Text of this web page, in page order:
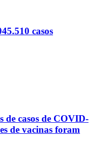
casos
de casos de COVID-
de vacinas foram